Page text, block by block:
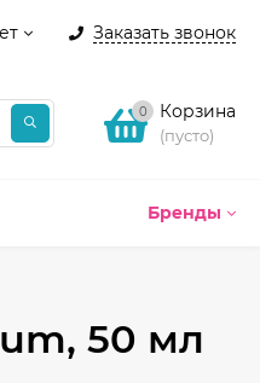
Заказать звонок
0 Корзина
(пусто)
Бренды
50 мл